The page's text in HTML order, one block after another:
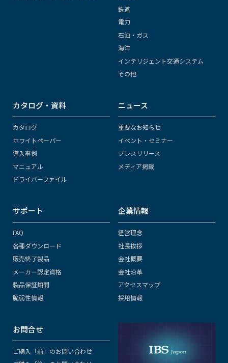
鉄道
電力
石油・ガス
海洋
インテリジェント交通システム
その他
カタログ・資料
カタログ
ホワイトペーパー
導入事例
マニュアル
ドライバーファイル
ニュース
重要なお知らせ
イベント・セミナー
プレスリリース
メディア掲載
サポート
FAQ
各種ダウンロード
販売終了製品
メーカー認定資格
製品保証期間
脆弱性情報
企業情報
経営理念
社長挨拶
会社概要
会社沿革
アクセスマップ
採用情報
お問合せ
ご購入「前」のお問い合わせ